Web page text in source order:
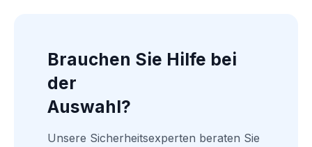
Brauchen Sie Hilfe bei
der
Auswahl?
Unsere Sicherheitsexperten beraten Sie